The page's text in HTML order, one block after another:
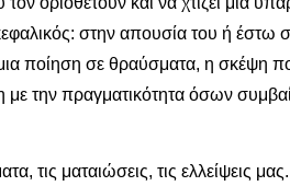
στην απουσία του ή έστω
ποίηση σε θραύσματα, η σκέψη
με την πραγματικότητα όσων
τις ματαιώσεις, τις ελλείψεις